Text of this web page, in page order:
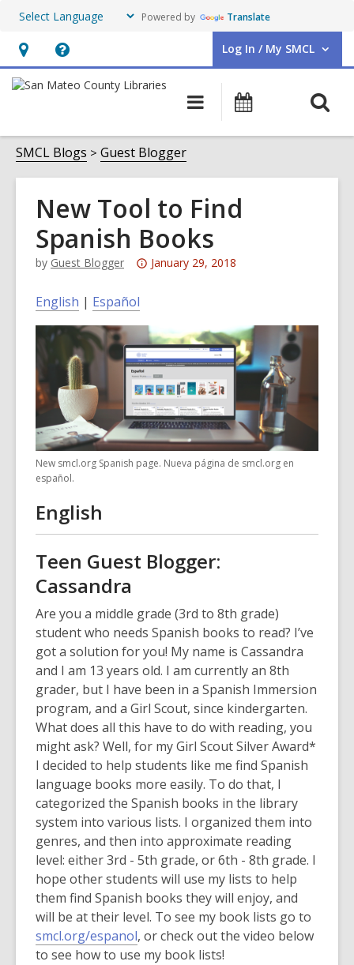
Powered by Translate
Hours
&
opens
an
overlay
Help,
opens
overlay
Log In / My SMCL
User Log In / My SMCL.
Main
navigation
Events
SMCL Blogs Guest Blogger
New Tool to Find
Spanish Books
by Guest Blogger
Attention:
over
3
years
old
and
the
information
may
January 29, 2018
English | Español
New smcl.org Spanish page. Nueva página de smcl.org en
español.
English
Teen Guest Blogger:
Cassandra
Are you a middle grade (3rd to 8th grade)
student who needs Spanish books to read? I’ve
got a solution for you! My name is Cassandra
and I am 13 years old. I am currently an 8th
grader, but I have been in a Spanish Immersion
program, and a Girl Scout, since kindergarten.
What does all this have to do with reading, you
might ask? Well, for my Girl Scout Silver Award*
I decided to help students like me find Spanish
language books more easily. To do that, I
categorized the Spanish books in the library
system into various lists. I organized them into
genres, and then into approximate reading
level: either 3rd - 5th grade, or 6th - 8th grade. I
hope other students will use my lists to help
them find Spanish books they will enjoy, and
will be at their level. To see my book lists go to
smcl.org/espanol, or check out the video below
to see how to use my book lists!